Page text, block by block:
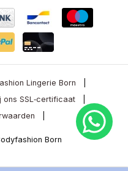
Lingerie Born
ons SSL‑certificaat
Born